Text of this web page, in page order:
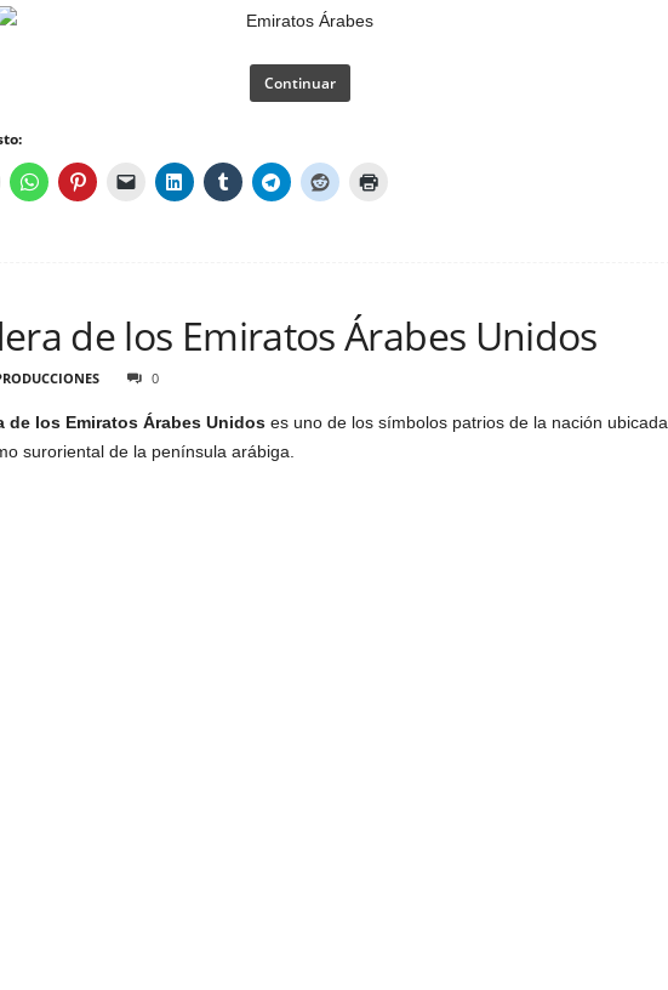
Continuar
de los Emiratos Árabes Unidos
0
de los Emiratos Árabes Unidoses uno de los símbolos patrios de la nación ubicada
suroriental de la península arábiga.